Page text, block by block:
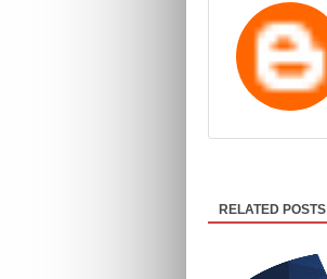
RELATED POSTS